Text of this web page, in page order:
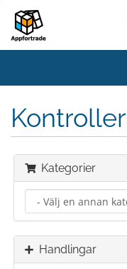
Kategorier
Handlingar